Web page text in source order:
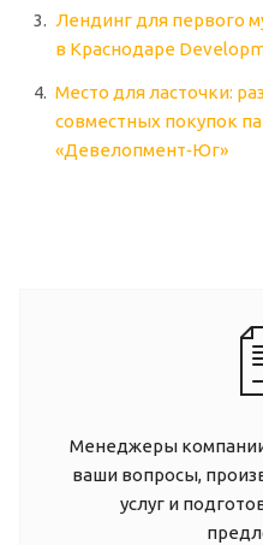
Лендинг для первого
в Краснодаре
Место для ласточки:
совместных покупок
«Девелопмент‑Юг»
Менеджеры
ваши вопросы,
услуг и